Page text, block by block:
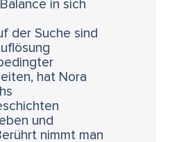
in sich
der Suche sind
hat Nora
und
nimmt man